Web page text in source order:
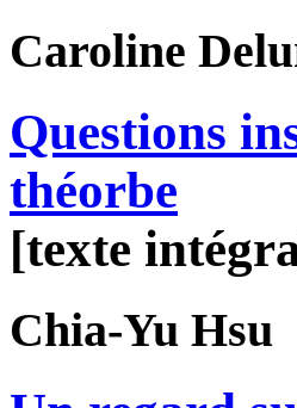
Caroline
Questions
théorbe
[texte
Chia-Yu Hsu